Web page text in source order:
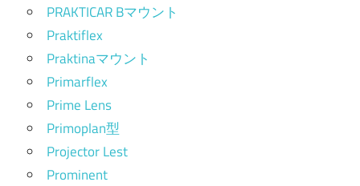
PRAKTICAR Bマウント
Praktiflex
Praktinaマウント
Primarflex
Prime Lens
Primoplan型
Projector Lest
Prominent